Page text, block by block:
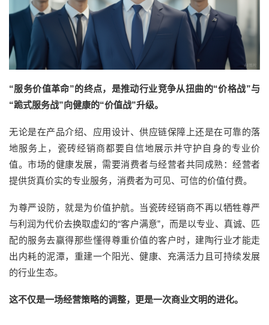
“服务价值革命”的终点，是推动行业竞争从扭曲的“价格战”与
“跪式服务战”向健康的“价值战”升级。
无论是在产品介绍、 应用设计、供应链保障 上还是在可靠的落
地服务 上，瓷砖经销商都要自信地展示并守护自身的专业价
值。 市场的健康发展，需要消费者与经营者共同成熟：经营者
提供货真价实的专业服务，消费者为可见、可信的价值付费。
为尊严设防，就是为价值护航。当瓷砖经销商不再以牺牲尊严
与利润为代价去换取虚幻的“客户满意”，而是以专业、真诚、匹
配的服务去赢得那些懂得尊重价值的客户时， 建陶行业才能走
出内耗的泥潭，重建一个阳光、 健康、充满活力 且可持续发展
的行业生态。
这不仅是一场经营策略的调整，更是一次商业文明的进化。